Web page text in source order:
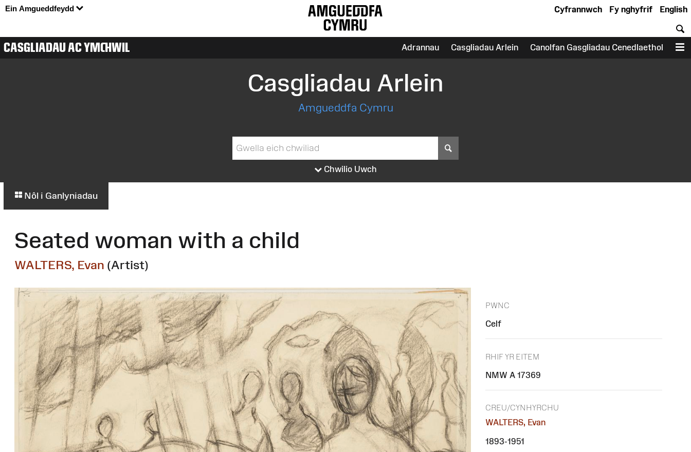
Ein Amgueddfeydd English
Fy nghyfrif
Cyfrannwch
CASGLIADAU AC YMCHWIL Adrannau Casgliadau Arlein Canolfan Gasgliadau Cenedlaethol
Casgliadau Arlein
Amgueddfa Cymru
Chwilio Uwch
Nôl i Ganlyniadau
Seated woman with a child
WALTERS, Evan (Artist)
PWNC
Celf
RHIF YR EITEM
NMW A 17369
CREU/CYNHYRCHU
WALTERS, Evan
1893-1951